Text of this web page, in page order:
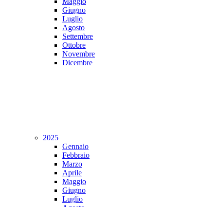
Giugno
Luglio
Agosto
Settembre
Ottobre
Novembre
Dicembre
2025
Gennaio
Febbraio
Marzo
Aprile
Maggio
Giugno
Luglio